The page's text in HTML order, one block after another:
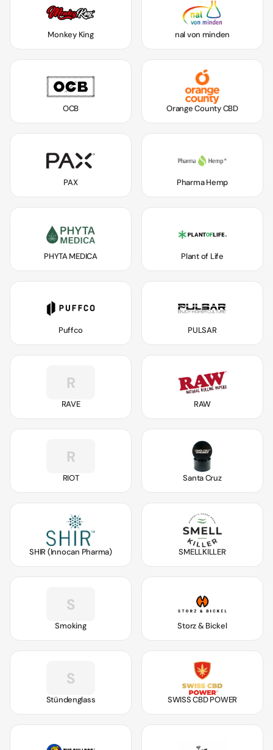
Monkey King nal von minden
OCB Orange County CBD
PAX Pharma Hemp
PHYTA MEDICA Plant of Life
Puffco PULSAR
R
RAVE RAW
R
RIOT Santa Cruz
SHIR (Innocan Pharma) SMELLKILLER
S
Smoking Storz & Bickel
S
Stündenglass SWISS CBD POWER